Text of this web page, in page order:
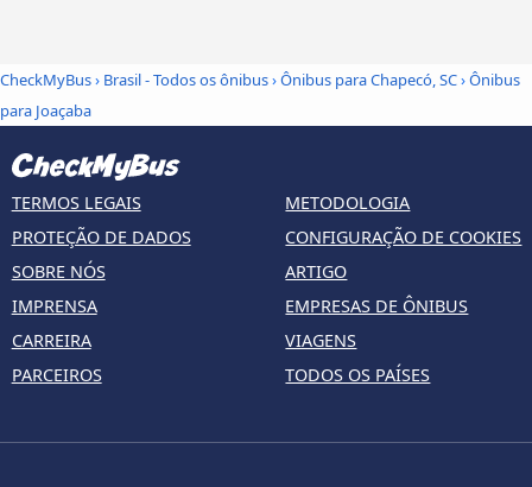
CheckMyBus› Brasil - Todos os ônibus›Ônibus para Chapecó, SC›Ônibus
para Joaçaba
TERMOS LEGAIS
PROTEÇÃO DE DADOS
SOBRE NÓS
IMPRENSA
CARREIRA
PARCEIROS
METODOLOGIA
CONFIGURAÇÃO DE COOKIES
ARTIGO
EMPRESAS DE ÔNIBUS
VIAGENS
TODOS OS PAÍSES